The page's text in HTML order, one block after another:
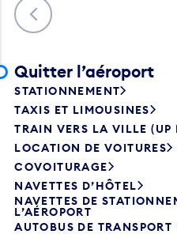
Précédent
Quitter l’aéroport
STATIONNEMENT
TAXIS ET LIMOUSINES
TRAIN VERS LA VILLE (UP
LOCATION DE VOITURES
COVOITURAGE
NAVETTES D’HÔTEL
NAVETTES DE
L’AÉROPORT
AUTOBUS DE